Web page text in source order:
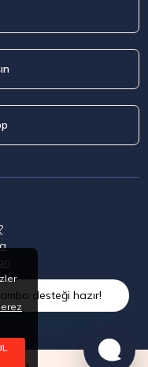
desteği hazır!